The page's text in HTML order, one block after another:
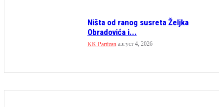
Ništa od ranog susreta Željka
Obradovića i...
KK Partizan август 4, 2026